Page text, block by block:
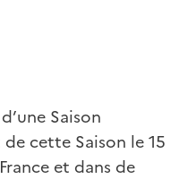
Saison
cette Saison le 15
et dans de